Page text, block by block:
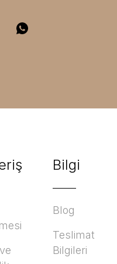
Bilgi
Blog
Teslimat
Bilgileri